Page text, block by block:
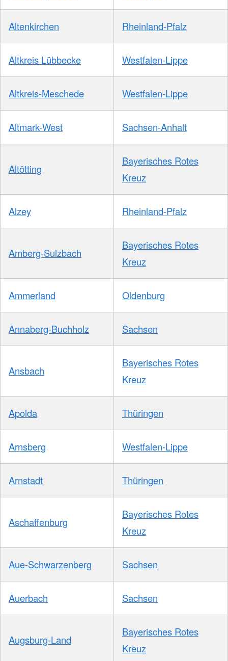
Altenkirchen Rheinland-Pfalz
Altkreis Lübbecke Westfalen-Lippe
Altkreis-Meschede Westfalen-Lippe
Altmark-West Sachsen-Anhalt
Altötting
Bayerisches Rotes
Kreuz
Alzey Rheinland-Pfalz
Amberg-Sulzbach
Bayerisches Rotes
Kreuz
Ammerland Oldenburg
Annaberg-Buchholz Sachsen
Ansbach
Bayerisches Rotes
Kreuz
Apolda Thüringen
Arnsberg Westfalen-Lippe
Arnstadt Thüringen
Aschaffenburg
Bayerisches Rotes
Kreuz
Aue-Schwarzenberg Sachsen
Auerbach Sachsen
Augsburg-Land
Bayerisches Rotes
Kreuz